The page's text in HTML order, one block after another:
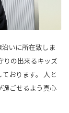
いに所在致しま
りの出来るキッズ
おります。 人と
過ごせるよう真心